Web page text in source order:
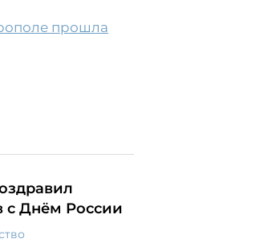
прошла
с Днём России